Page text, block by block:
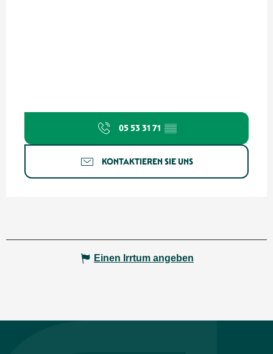
05 53 31 71 ▒▒
KONTAKTIEREN SIE UNS
Einen Irrtum angeben